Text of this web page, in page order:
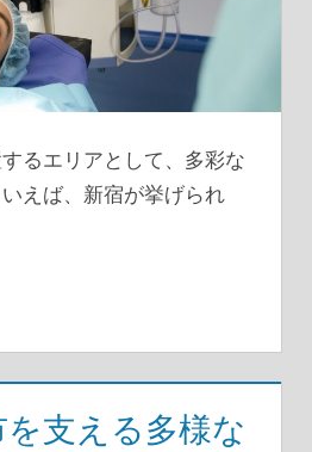
るエリアとして、多彩な
えば、新宿が挙げられ
支える多様な